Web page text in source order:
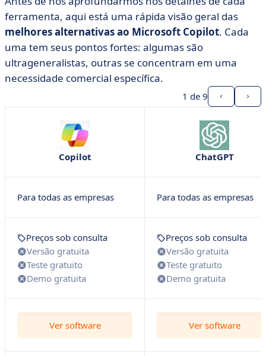
ferramenta, aqui está uma rápida visão geral das
melhores alternativas ao Microsoft Copilot. Cada
uma tem seus pontos fortes: algumas são
ultrageneralistas, outras se concentram em uma
necessidade comercial específica.
1 de 9
Copilot ChatGPT
Para todas as empresas Para todas as empresas
Preços sob consulta
Versão gratuita
Teste gratuito
Demo gratuita
Preços sob consulta
Versão gratuita
Teste gratuito
Demo gratuita
Ver software Ver software